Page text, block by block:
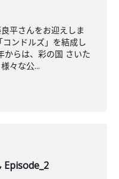
平さんをお迎えしま
ンドルズ」を結成し
からは、彩の国 さいた
々な公...
Episode_2